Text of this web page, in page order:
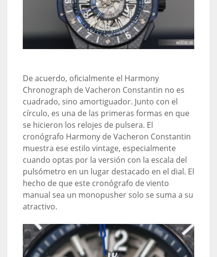
De acuerdo, oficialmente el Harmony
Chronograph de Vacheron Constantin no es
cuadrado, sino amortiguador. Junto con el
círculo, es una de las primeras formas en que
se hicieron los relojes de pulsera. El
cronógrafo Harmony de Vacheron Constantin
muestra ese estilo vintage, especialmente
cuando optas por la versión con la escala del
pulsómetro en un lugar destacado en el dial. El
hecho de que este cronógrafo de viento
manual sea un monopusher solo se suma a su
atractivo.